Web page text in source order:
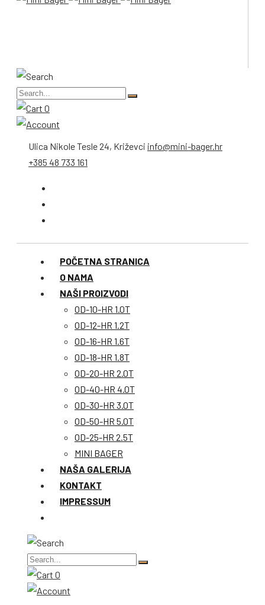
0
Ulica Nikole Tesle 24, Križevci info@mini-bager.hr
+385 48 733 161
POČETNA STRANICA
O NAMA
NAŠI PROIZVODI
OD-10-HR 1.0T
OD-12-HR 1.2T
OD-16-HR 1.6T
OD-18-HR 1.8T
OD-20-HR 2.0T
OD-40-HR 4.0T
OD-30-HR 3.0T
OD-50-HR 5.0T
OD-25-HR 2.5T
MINI BAGER
NAŠA GALERIJA
KONTAKT
IMPRESSUM
0